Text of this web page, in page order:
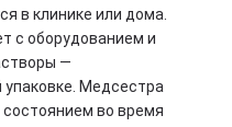
в клинике или дома.
с оборудованием и
—
Медсестра
состоянием во время